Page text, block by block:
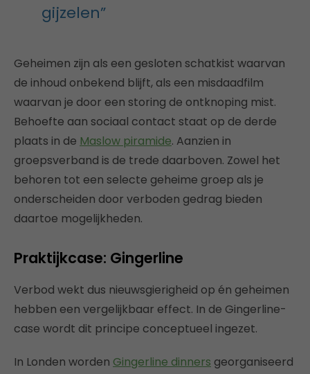
gijzelen”
Geheimen zijn als een gesloten schatkist waarvan
de inhoud onbekend blijft, als een misdaadfilm
waarvan je door een storing de ontknoping mist.
Behoefte aan sociaal contact staat op de derde
plaats in de Maslow piramide. Aanzien in
groepsverband is de trede daarboven. Zowel het
behoren tot een selecte geheime groep als je
onderscheiden door verboden gedrag bieden
daartoe mogelijkheden.
Praktijkcase: Gingerline
Verbod wekt dus nieuwsgierigheid op én geheimen
hebben een vergelijkbaar effect. In de Gingerline-
case wordt dit principe conceptueel ingezet.
In Londen worden Gingerline dinners georganiseerd